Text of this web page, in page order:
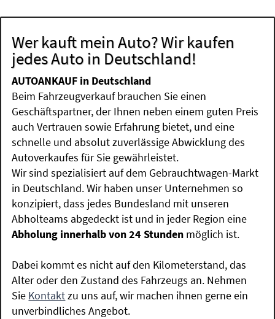
Wer kauft mein Auto? Wir kaufen
jedes Auto in Deutschland!
AUTOANKAUF in Deutschland
Beim Fahrzeugverkauf brauchen Sie einen
Geschäftspartner, der Ihnen neben einem guten Preis
auch Vertrauen sowie Erfahrung bietet, und eine
schnelle und absolut zuverlässige Abwicklung des
Autoverkaufes für Sie gewährleistet.
Wir sind spezialisiert auf dem Gebrauchtwagen-Markt
in Deutschland. Wir haben unser Unternehmen so
konzipiert, dass jedes Bundesland mit unseren
Abholteams abgedeckt ist und in jeder Region eine
Abholung innerhalb von 24 Stunden möglich ist.
Dabei kommt es nicht auf den Kilometerstand, das
Alter oder den Zustand des Fahrzeugs an. Nehmen
Sie Kontaktzu uns auf, wir machen ihnen gerne ein
unverbindliches Angebot.